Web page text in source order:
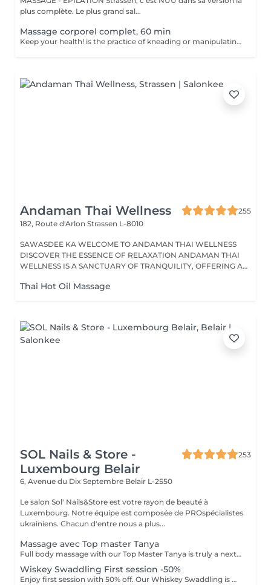
plus complète. Le plus grand sal...
Massage corporel complet, 60 min
Keep your health! is the practice of kneading or manipulating a person's muscles and other soft-tissue in order to reduce stress, reduce muscle pain, increase relaxation and improve the work of the immune system. Age restrictions: there are no age restrictions for this procedure. Post procedure recommendations: do not do sport and any sharp movements 2-3 hours after the procedure. Frequency: 1-2 times per week, 10 times in total. Repeat once in 3-6 months.
Andaman Thai Wellness
255
182, Route d'Arlon Strassen L-8010
SAWASDEE KA WELCOME TO ANDAMAN THAI WELLNESS
DISCOVER THE ESSENCE OF RELAXATION ANDAMAN THAI
WELLNESS IS A SANCTUARY OF TRANQUILITY, OFFERING A
Thai Hot Oil Massage
SOL Nails & Store -
Luxembourg Belair
253
6, Avenue du Dix Septembre Belair L-2550
Le salon Sol' Nails&Store est votre rayon de beauté à
Luxembourg. Notre équipe est composée de PROspécialistes
ukrainiens. Chacun d'entre nous a plus...
Massage avec Top master Tanya
Full body massage with our Top Master Tanya is truly a next-level experience. With more than 10 years of professional experience, she has an exceptional understanding of the body and its individual needs. Tanya adapts her technique exactly to what your body requires, often sensing it even before you do. This type of massage is designed to release tension, improve circulation, and promote deep relaxation. The treatment typically focuses on the back, shoulders, arms, legs, and other key tension areas, using smooth, flowing, and soothing massage techniques. Result: a feeling of lightness, relaxation, and renewed body comfort. Recommended frequency: from once a week to once a month, depending on your personal needs and stress level.
Wiskey Swaddling First session -50%
Enjoy first session with 50% off. Our Whiskey Swaddling is more than just a body wrap, it's a full-body ritual designed to detox, tone, and deeply nourish your skin. We tailor the wrap to your needs using active-rich formulas, then wrap you in bandages, film, and warmth to boost results. The gentle contrast in temperature combined with potent actives works wonders and the results speak for themselves: Benefits: -Body detox & inch loss -Firmer, smoother skin -Improved tone & circulation